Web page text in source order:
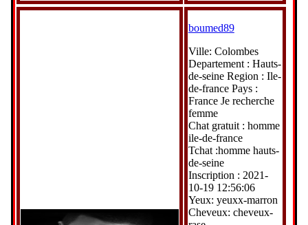
boumed89
Ville: Colombes
Departement : Hauts-
de-seine Region : Ile-
de-france Pays :
France Je recherche
femme
Chat gratuit : homme
ile-de-france
Tchat :homme hauts-
de-seine
Inscription : 2021-
10-19 12:56:06
Yeux: yeuxx-marron
Cheveux: cheveux-